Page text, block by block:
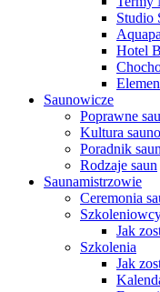
Studio
Hotel
Saunowicze
Poprawne
Kultura
Poradnik
Rodzaje saun
Saunamistrzowie
Ceremonia
Jak
Szkolenia
Jak